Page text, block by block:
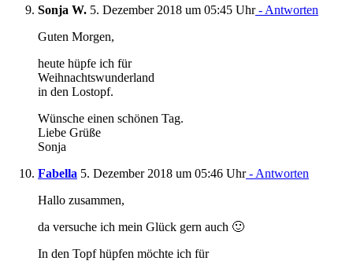
Sonja W. 5. Dezember 2018 um 05:45 Uhr- Antworten
Guten Morgen,
heute hüpfe ich für
Weihnachtswunderland
in den Lostopf.
Wünsche einen schönen Tag.
Liebe Grüße
Sonja
Fabella 5. Dezember 2018 um 05:46 Uhr- Antworten
Hallo zusammen,
da versuche ich mein Glück gern auch 🙂
In den Topf hüpfen möchte ich für